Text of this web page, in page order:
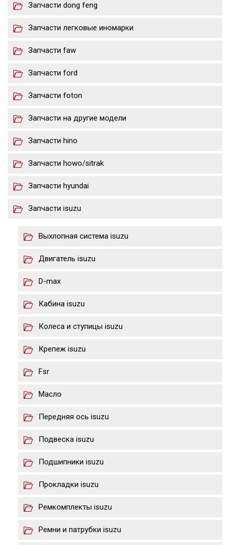
Запчасти dong feng
Запчасти легковые иномарки
Запчасти faw
Запчасти ford
Запчасти foton
Запчасти на другие модели
Запчасти hino
Запчасти howo/sitrak
Запчасти hyundai
Запчасти isuzu
Выхлопная система isuzu
Двигатель isuzu
D-max
Кабина isuzu
Колеса и ступицы isuzu
Крепеж isuzu
Fsr
Масло
Передняя ось isuzu
Подвеска isuzu
Подшипники isuzu
Прокладки isuzu
Ремкомплекты isuzu
Ремни и патрубки isuzu